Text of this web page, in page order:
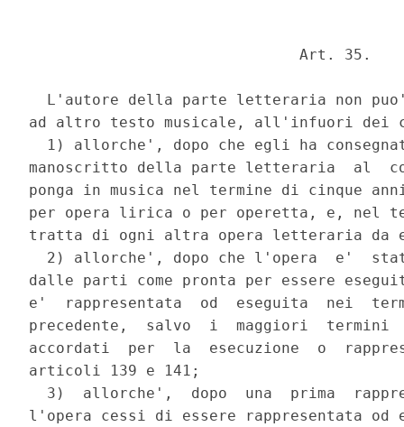
                              Art. 35.
L'autore della parte letteraria non
ad altro testo musicale, all'infuori dei
1) allorche', dopo che egli ha
manoscritto della parte letteraria  al
ponga in musica nel termine di cinque
per opera lirica o per operetta, e, nel
tratta di ogni altra opera letteraria da
2) allorche', dopo che l'opera  e'
dalle parti come pronta per essere
e'  rappresentata  od  eseguita  nei
precedente,  salvo  i  maggiori  termini
accordati  per  la  esecuzione  o
articoli 139 e 141;
3)  allorche',  dopo  una  prima
l'opera cessi di essere rappresentata